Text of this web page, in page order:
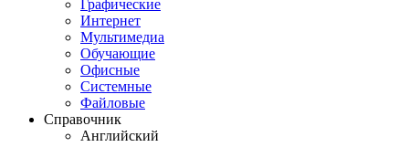
Графические
Интернет
Мультимедиа
Обучающие
Офисные
Системные
Файловые
Справочник
Английский